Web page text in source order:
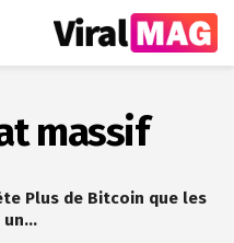
massif
Plus de Bitcoin que les
un…